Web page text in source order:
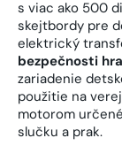
s viac ako 500
skejtbordy pre
elektrický
bezpečnosti
zariadenie
použitie na
motorom
slučku a prak.